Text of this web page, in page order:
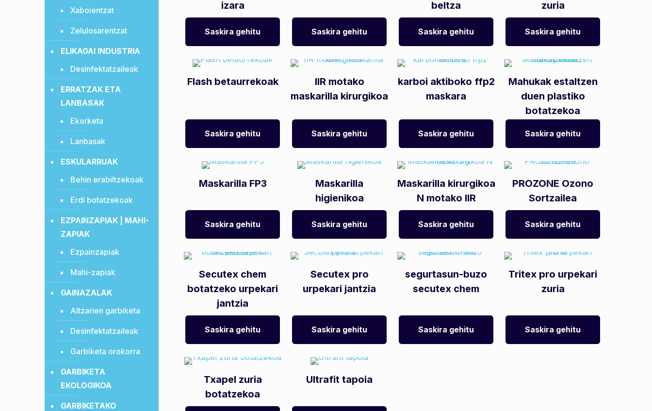
izara
Saskira gehitu Saskira gehitu
beltza
Saskira gehitu
zuria
Saskira gehitu
Flash betaurrekoak
Saskira gehitu
IIR motako
maskarilla kirurgikoa
Saskira gehitu
karboi aktiboko ffp2
maskara
Saskira gehitu
Mahukak estaltzen
duen plastiko
botatzekoa
Saskira gehitu
Maskarilla FP3
Saskira gehitu
Maskarilla
higienikoa
Saskira gehitu
Maskarilla kirurgikoa
N motako IIR
Saskira gehitu
PROZONE Ozono
Sortzailea
Saskira gehitu
Secutex chem
botatzeko urpekari
jantzia
Saskira gehitu
Secutex pro
urpekari jantzia
Saskira gehitu
segurtasun-buzo
secutex chem
Saskira gehitu
Tritex pro urpekari
zuria
Saskira gehitu
Txapel zuria
botatzekoa
Ultrafit tapoia
Xaboientzat
Zelulosarentzat
ELIKAGAI INDUSTRIA
Desinfektatzaileak
ERRATZAK ETA
LANBASAK
Ekorketa
Lanbasak
ESKULARRUAK
Behin erabiltzekoak
Erdi botatzekoak
EZPAINZAPIAK | MAHI-
ZAPIAK
Ezpainzapiak
Mahi-zapiak
GAINAZALAK
Altzarien garbiketa
Desinfektatzaileak
Garbiketa orokorra
GARBIKETA
EKOLOGIKOA
GARBIKETAKO